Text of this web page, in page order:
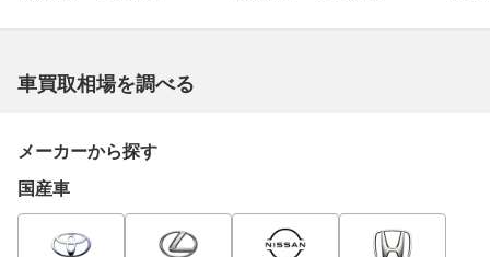
車買取相場を調べる
メーカーから探す
国産車